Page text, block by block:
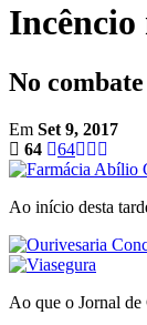
Incêncio
No
Em Set 9, 2017
64
64
Ao início desta
Ao que o Jornal